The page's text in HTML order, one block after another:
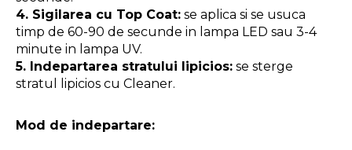
4. Sigilarea cu Top Coat: se aplica si se usuca
timp de 60-90 de secunde in lampa LED sau 3-4
minute in lampa UV.
5. Indepartarea stratului lipicios: se sterge
stratul lipicios cu Cleaner.
Mod de indepartare: